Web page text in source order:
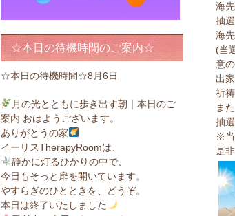
海
抽
海
(当
意
出
祈
ま
抽
※当
是
☆本日の待機時間のご案内☆
☆本日の待機時間☆8月6日
月の光とともに歩き出す朝｜本日のご
案内 おはようございます。
ありがとうの家
イーリスTherapyRoomは、
静かに灯るひかりの中で、
今日もそっと扉を開いています。
やすらぎのひとときを、どうぞ。
本日は終了いたしました